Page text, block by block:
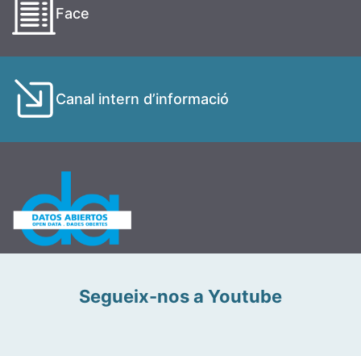
Face
Canal intern d’informació
Segueix-nos a Youtube